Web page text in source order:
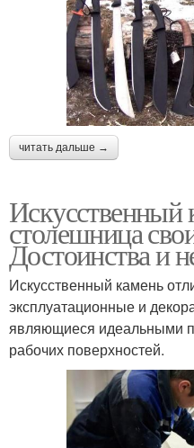
читать дальше →
Искусственный
столешница
Достоинства и
Искусственный камень
эксплуатационные и
являющиеся идеальными
рабочих поверхностей.